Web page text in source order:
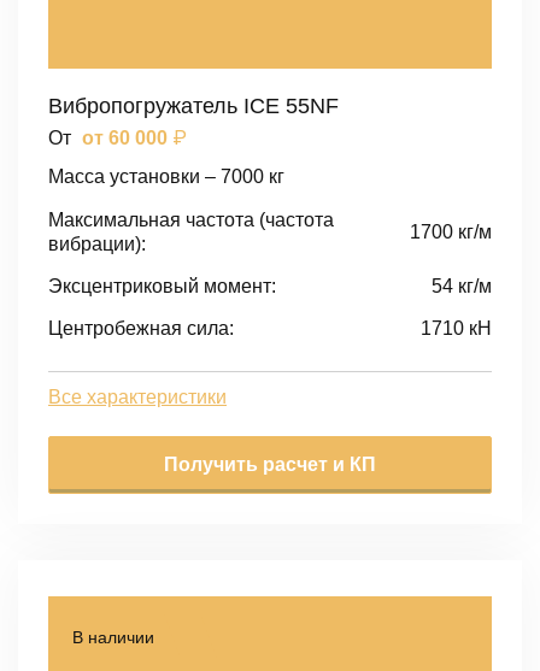
Вибропогружатель ICE 55NF
От от 60 000 ₽
Масса установки – 7000 кг
Максимальная частота (частота
вибрации):
1700 кг/м
Эксцентриковый момент: 54 кг/м
Центробежная сила: 1710 кН
Все характеристики
Получить расчет и КП
В наличии